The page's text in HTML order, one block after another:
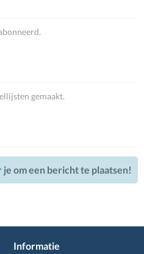
gemaakt.
je om een bericht te plaatsen!
Informatie